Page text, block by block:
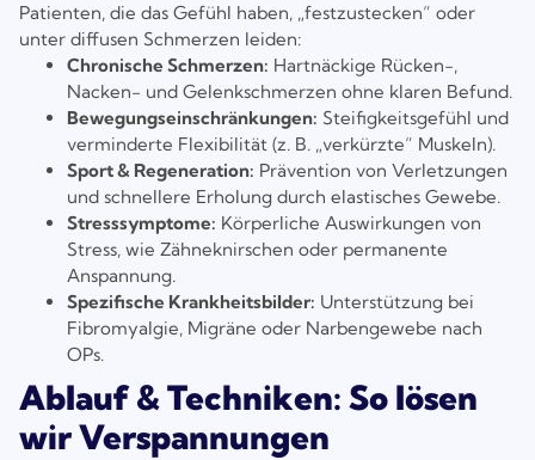
Patienten, die das Gefühl haben, „festzustecken“ oder
unter diffusen Schmerzen leiden:
Chronische Schmerzen: Hartnäckige Rücken-,
Nacken- und Gelenkschmerzen ohne klaren Befund.
Bewegungseinschränkungen: Steifigkeitsgefühl und
verminderte Flexibilität (z. B. „verkürzte“ Muskeln).
Sport & Regeneration: Prävention von Verletzungen
und schnellere Erholung durch elastisches Gewebe.
Stresssymptome: Körperliche Auswirkungen von
Stress, wie Zähneknirschen oder permanente
Anspannung.
Spezifische Krankheitsbilder: Unterstützung bei
Fibromyalgie, Migräne oder Narbengewebe nach
OPs.
Ablauf & Techniken: So lösen
wir Verspannungen